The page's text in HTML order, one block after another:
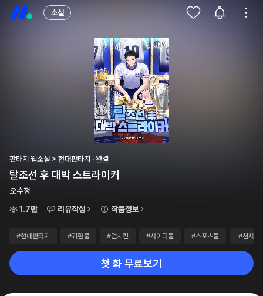
소설
판타지 웹소설 > 현대판타지 · 완결
탈조선 후 대박 스트라이커
오수정
1.7만
리뷰작성 작품정보
#현대판타지 #귀환물 #먼치킨 #사이다물 #스포츠물 #천재
첫 화 무료보기